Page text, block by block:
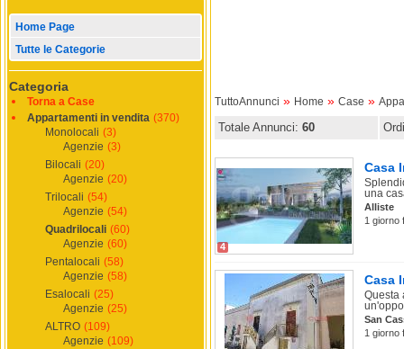
Home Page
Tutte le Categorie
Categoria
Torna a Case
Appartamenti in vendita (370)
Monolocali (3)
Agenzie (3)
Bilocali (20)
Agenzie (20)
Trilocali (54)
Agenzie (54)
Quadrilocali (60)
Agenzie (60)
Pentalocali (58)
Agenzie (58)
Esalocali (25)
Agenzie (25)
ALTRO (109)
Agenzie (109)
TuttoAnnunci » Home » Case »
Totale Annunci: 60
4
Casa
una
Alliste
1 giorno
Casa
Questa
San
1 giorno